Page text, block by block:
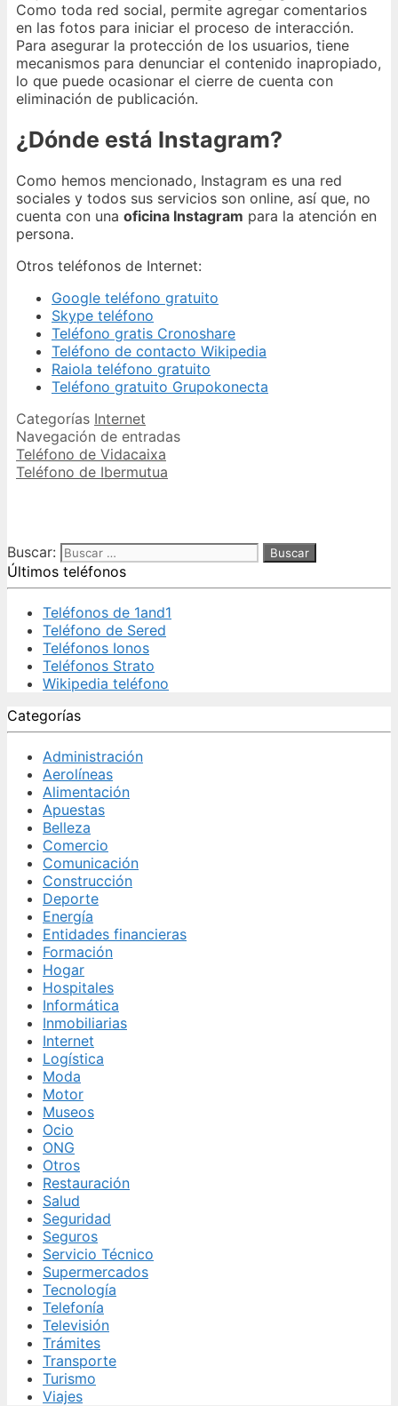
Como toda red social, permite agregar comentarios
en las fotos para iniciar el proceso de interacción.
Para asegurar la protección de los usuarios, tiene
mecanismos para denunciar el contenido inapropiado,
lo que puede ocasionar el cierre de cuenta con
eliminación de publicación.
¿Dónde está Instagram?
Como hemos mencionado, Instagram es una red
sociales y todos sus servicios son online, así que, no
cuenta con una oficina Instagram para la atención en
persona.
Otros teléfonos de Internet:
Google teléfono gratuito
Skype teléfono
Teléfono gratis Cronoshare
Teléfono de contacto Wikipedia
Raiola teléfono gratuito
Teléfono gratuito Grupokonecta
Categorías Internet
Navegación de entradas
Teléfono de Vidacaixa
Teléfono de Ibermutua
Buscar:
Últimos teléfonos
Teléfonos de 1and1
Teléfono de Sered
Teléfonos Ionos
Teléfonos Strato
Wikipedia teléfono
Categorías
Administración
Aerolíneas
Alimentación
Apuestas
Belleza
Comercio
Comunicación
Construcción
Deporte
Energía
Entidades financieras
Formación
Hogar
Hospitales
Informática
Inmobiliarias
Internet
Logística
Moda
Motor
Museos
Ocio
ONG
Otros
Restauración
Salud
Seguridad
Seguros
Servicio Técnico
Supermercados
Tecnología
Telefonía
Televisión
Trámites
Transporte
Turismo
Viajes